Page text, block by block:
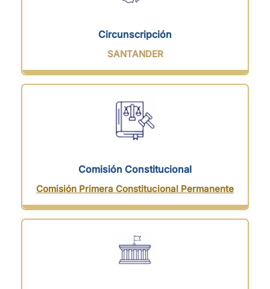
Circunscripción
SANTANDER
Comisión Constitucional
Comisión Primera Constitucional Permanente